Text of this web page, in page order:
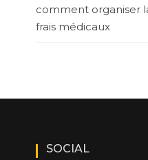
comment organiser
frais médicaux
SOCIAL